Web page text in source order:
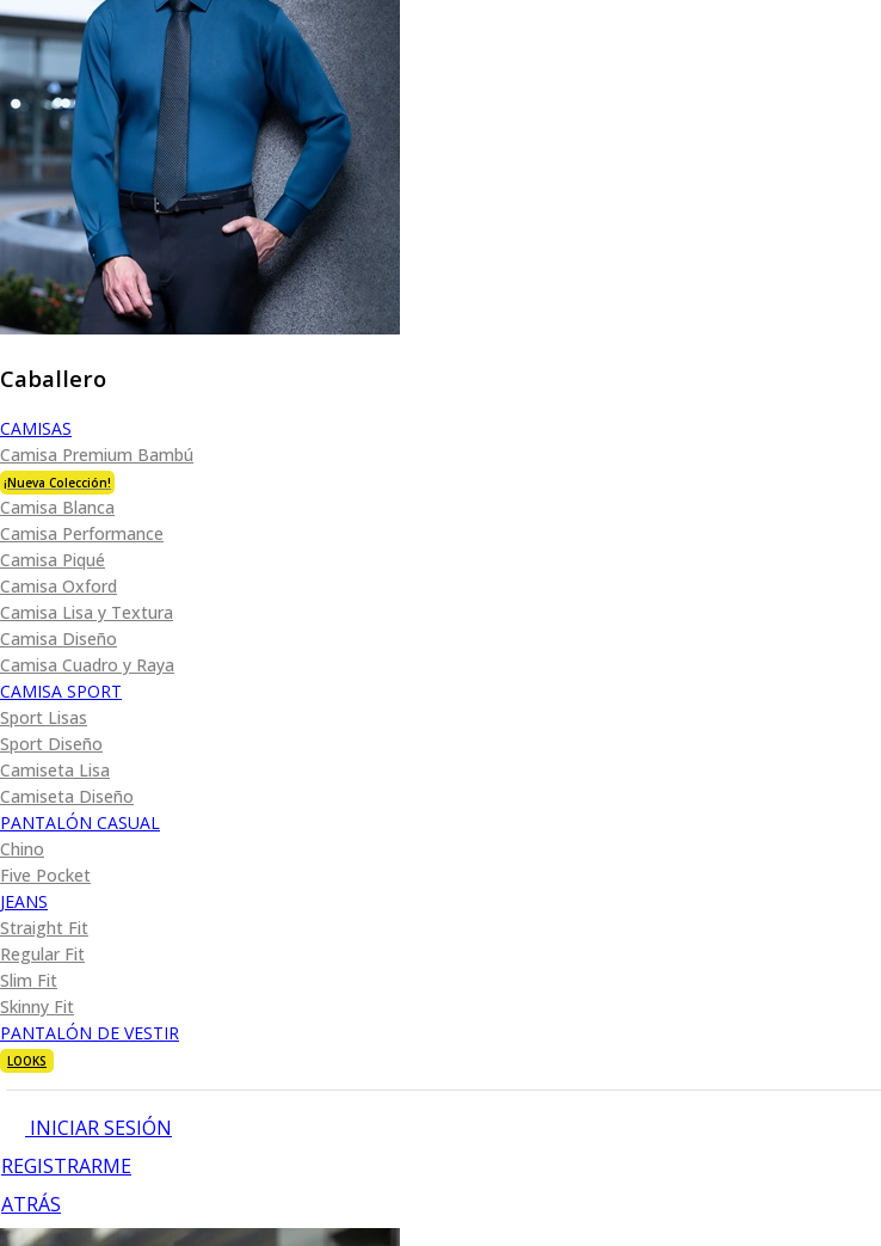
Caballero
CAMISAS
Camisa Premium Bambú
¡Nueva Colección!
Camisa Blanca
Camisa Performance
Camisa Piqué
Camisa Oxford
Camisa Lisa y Textura
Camisa Diseño
Camisa Cuadro y Raya
CAMISA SPORT
Sport Lisas
Sport Diseño
Camiseta Lisa
Camiseta Diseño
PANTALÓN CASUAL
Chino
Five Pocket
JEANS
Straight Fit
Regular Fit
Slim Fit
Skinny Fit
PANTALÓN DE VESTIR
LOOKS
INICIAR SESIÓN
REGISTRARME
ATRÁS